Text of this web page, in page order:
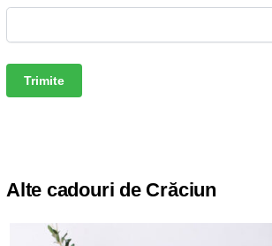
Alte cadouri de Crăciun